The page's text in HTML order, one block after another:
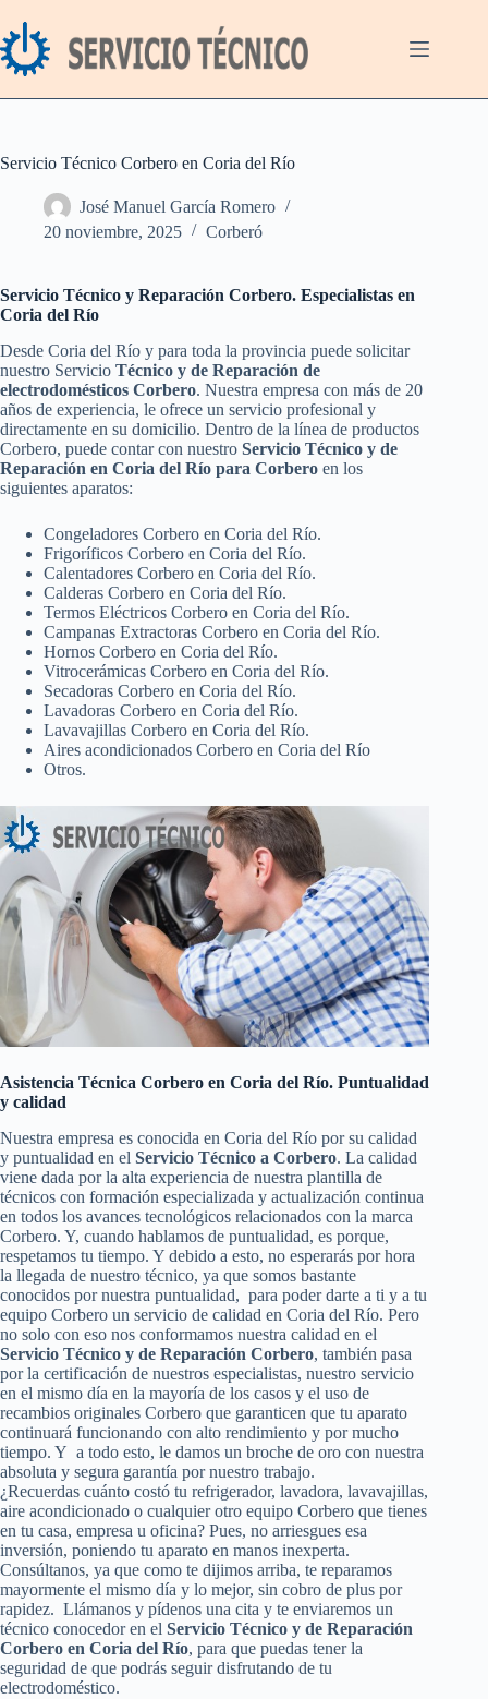
al
contenido
Servicio Técnico Corbero en Coria del Río
José Manuel García Romero
20 noviembre, 2025
Corberó
Servicio Técnico y Reparación Corbero. Especialistas en
Coria del Río
Desde Coria del Río y para toda la provincia puede solicitar
nuestro Servicio Técnico y de Reparación de
electrodomésticos Corbero. Nuestra empresa con más de 20
años de experiencia, le ofrece un servicio profesional y
directamente en su domicilio. Dentro de la línea de productos
Corbero, puede contar con nuestro Servicio Técnico y de
Reparación en Coria del Río para Corbero en los
siguientes aparatos:
Congeladores Corbero en Coria del Río.
Frigoríficos Corbero en Coria del Río.
Calentadores Corbero en Coria del Río.
Calderas Corbero en Coria del Río.
Termos Eléctricos Corbero en Coria del Río.
Campanas Extractoras Corbero en Coria del Río.
Hornos Corbero en Coria del Río.
Vitrocerámicas Corbero en Coria del Río.
Secadoras Corbero en Coria del Río.
Lavadoras Corbero en Coria del Río.
Lavavajillas Corbero en Coria del Río.
Aires acondicionados Corbero en Coria del Río
Otros.
Asistencia Técnica Corbero en Coria del Río. Puntualidad
y calidad
Nuestra empresa es conocida en Coria del Río por su calidad
y puntualidad en el Servicio Técnico a Corbero. La calidad
viene dada por la alta experiencia de nuestra plantilla de
técnicos con formación especializada y actualización continua
en todos los avances tecnológicos relacionados con la marca
Corbero. Y, cuando hablamos de puntualidad, es porque,
respetamos tu tiempo. Y debido a esto, no esperarás por hora
la llegada de nuestro técnico, ya que somos bastante
conocidos por nuestra puntualidad, para poder darte a ti y a tu
equipo Corbero un servicio de calidad en Coria del Río. Pero
no solo con eso nos conformamos nuestra calidad en el
Servicio Técnico y de Reparación Corbero, también pasa
por la certificación de nuestros especialistas, nuestro servicio
en el mismo día en la mayoría de los casos y el uso de
recambios originales Corbero que garanticen que tu aparato
continuará funcionando con alto rendimiento y por mucho
tiempo. Y a todo esto, le damos un broche de oro con nuestra
absoluta y segura garantía por nuestro trabajo.
¿Recuerdas cuánto costó tu refrigerador, lavadora, lavavajillas,
aire acondicionado o cualquier otro equipo Corbero que tienes
en tu casa, empresa u oficina? Pues, no arriesgues esa
inversión, poniendo tu aparato en manos inexperta.
Consúltanos, ya que como te dijimos arriba, te reparamos
mayormente el mismo día y lo mejor, sin cobro de plus por
rapidez. Llámanos y pídenos una cita y te enviaremos un
técnico conocedor en el Servicio Técnico y de Reparación
Corbero en Coria del Río, para que puedas tener la
seguridad de que podrás seguir disfrutando de tu
electrodoméstico.